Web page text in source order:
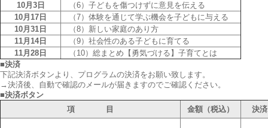
10月3日
（6）子どもを傷つけずに意見を伝える
10月17日
（7）体験を通じて学ぶ機会を子どもに与える
10月31日
（8）新しい家庭のあり方
11月14日
（9）社会性のある子どもに育てる
11月28日
（10）総まとめ【勇気づける】子育てとは
■決済
下記決済ボタンより、プログラムの決済をお願い致します。
→決済後、自動で確認のメールが届きますのでご確認ください。
■決済ボタン
項 目
金額（税込） 決